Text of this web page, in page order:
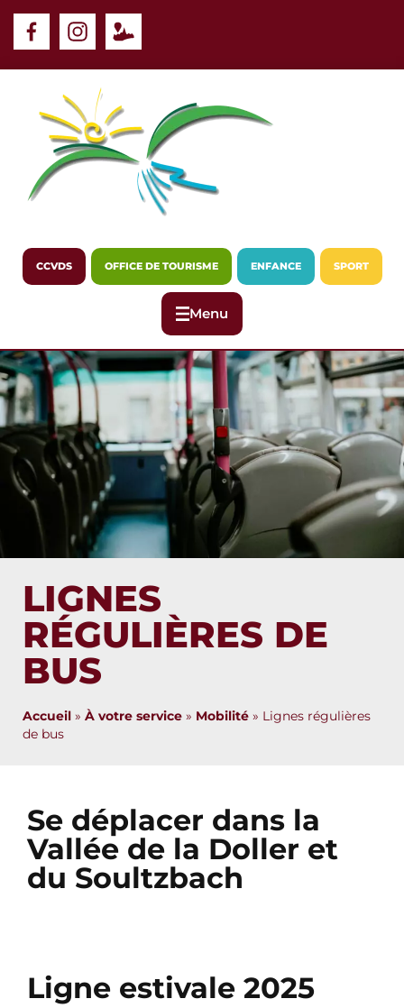
CCVDS OFFICE DE TOURISME ENFANCE SPORT
Menu
LIGNES
RÉGULIÈRES DE
BUS
Accueil » À votre service » Mobilité » Lignes régulières
de bus
Se déplacer dans la
Vallée de la Doller et
du Soultzbach
Ligne estivale 2025
Panneau de gestion des cookies